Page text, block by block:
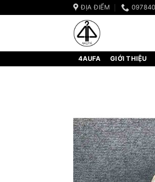
qua
ĐỊA ĐIỂM
4AUFA GIỚI THIỆU